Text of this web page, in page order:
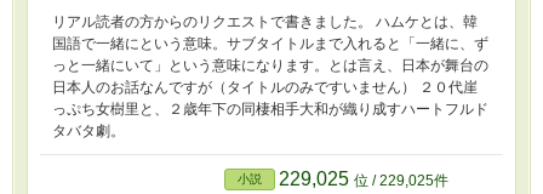
リアル読者の方からのリクエストで書きました。 ハムケとは、韓
国語で一緒にという意味。サブタイトルまで入れると「一緒に、ず
っと一緒にいて」という意味になります。とは言え、日本が舞台の
日本人のお話なんですが（タイトルのみですいません） ２０代崖
っぷち女樹里と、２歳年下の同棲相手大和が織り成すハートフルド
タバタ劇。
小説 229,025 位 / 229,025件